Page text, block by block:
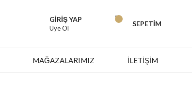
GİRİŞ YAP
Üye Ol
SEPETİM
MAĞAZALARIMIZ İLETİŞİM